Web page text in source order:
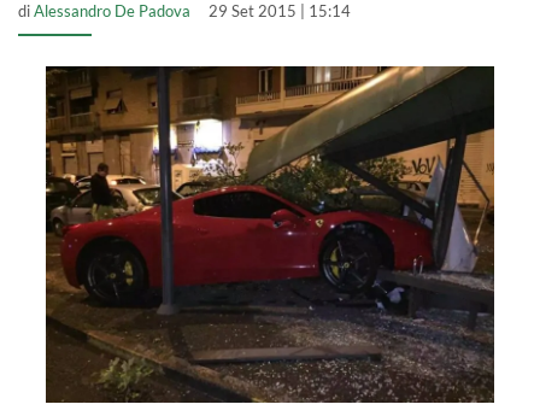
diAlessandro De Padova 29 Set 2015 | 15:14